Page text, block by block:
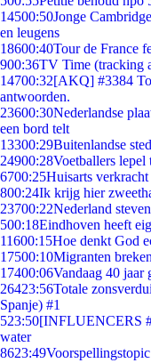
14500:50Jonge
en leugens
18600:40Tour de France
900:36TV Time (tracking
14700:32[AKQ] #3384
antwoorden.
23600:30Nederlandse
een bord telt
13300:29Buitenlandse
24900:28Voetballers lepel
6700:25Huisarts
800:24Ik krijg hier
23700:22Nederland
500:18Eindhoven heeft
11600:15Hoe denkt God
17500:10Migranten
17400:06Vandaag 40 jaar
26423:56Totale
Spanje) #1
523:50[INFLUENCERS
water
8623:49